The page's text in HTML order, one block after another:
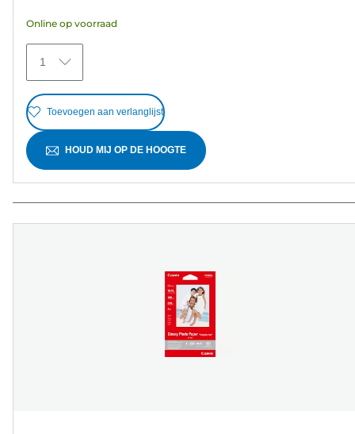
sterren.
371
beoordelingen
Online op voorraad
1
Toevoegen aan verlanglijst
HOUD MIJ OP DE HOOGTE